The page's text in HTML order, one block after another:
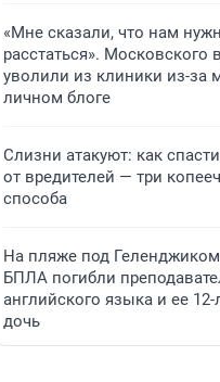
«Мне сказали, что нам
расстаться». Московского
уволили из клиники из-за
личном блоге
Слизни атакуют: как
от вредителей — три
способа
На пляже под Геленджиком
БПЛА погибли
английского языка и ее 12-
дочь